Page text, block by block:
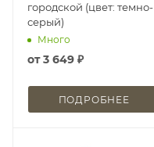
городской (цвет: темно-
серый)
Много
от3 649 ₽
ПОДРОБНЕЕ